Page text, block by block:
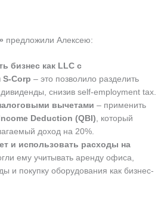
предложили Алексею:
бизнес как LLC с
Corp – это позволило разделить
снизив self-employment tax.
вычетами – применить
Deduction (QBI) , который
доход на 20%.
и использовать расходы на
ему учитывать аренду офиса,
и покупку оборудования как бизнес-